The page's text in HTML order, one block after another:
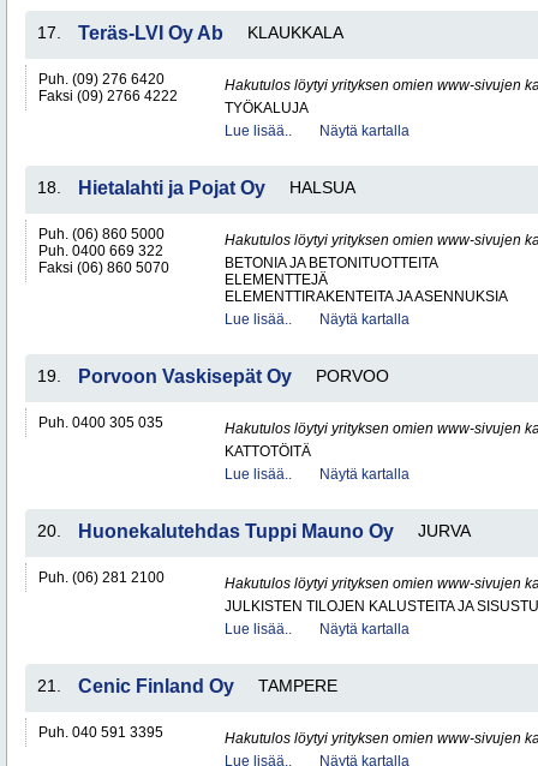
17. Teräs-LVI Oy Ab KLAUKKALA
Puh. (09) 276 6420
Faksi (09) 2766 4222
Hakutulos löytyi yrityksen omien www-sivujen
TYÖKALUJA
Lue lisää..
Näytä kartalla
18. Hietalahti ja Pojat Oy HALSUA
Puh. (06) 860 5000
Puh. 0400 669 322
Faksi (06) 860 5070
Hakutulos löytyi yrityksen omien www-sivujen
BETONIA JA BETONITUOTTEITA
ELEMENTTEJÄ
ELEMENTTIRAKENTEITA JA ASENNUKSIA
Lue lisää..
Näytä kartalla
19. Porvoon Vaskisepät Oy PORVOO
Puh. 0400 305 035
Hakutulos löytyi yrityksen omien www-sivujen
KATTOTÖITÄ
Lue lisää..
Näytä kartalla
20. Huonekalutehdas Tuppi Mauno Oy JURVA
Puh. (06) 281 2100
Hakutulos löytyi yrityksen omien www-sivujen
JULKISTEN TILOJEN KALUSTEITA JA
Lue lisää..
Näytä kartalla
21. Cenic Finland Oy TAMPERE
Puh. 040 591 3395
Hakutulos löytyi yrityksen omien www-sivujen
Lue lisää..
Näytä kartalla